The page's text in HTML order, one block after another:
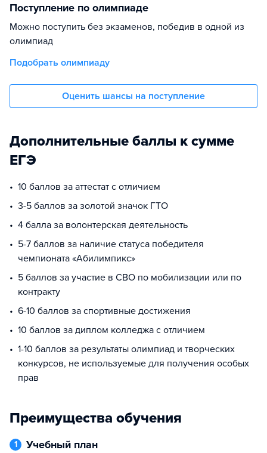
Поступление по олимпиаде
Можно поступить без экзаменов, победив в одной из
олимпиад
Подобрать олимпиаду
Оценить шансы на поступление
Дополнительные баллы к сумме
ЕГЭ
10 баллов за аттестат с отличием
3-5 баллов за золотой значок ГТО
4 балла за волонтерская деятельность
5-7 баллов за наличие статуса победителя
чемпионата «Абилимпикс»
5 баллов за участие в СВО по мобилизации или по
контракту
6-10 баллов за спортивные достижения
10 баллов за диплом колледжа с отличием
1-10 баллов за результаты олимпиад и творческих
конкурсов, не используемые для получения особых
прав
Преимущества обучения
1 Учебный план